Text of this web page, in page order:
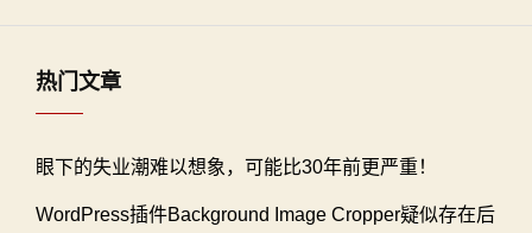
热门文章
眼下的失业潮难以想象，可能比30年前更严重！
WordPress插件Background Image Cropper疑似存在后